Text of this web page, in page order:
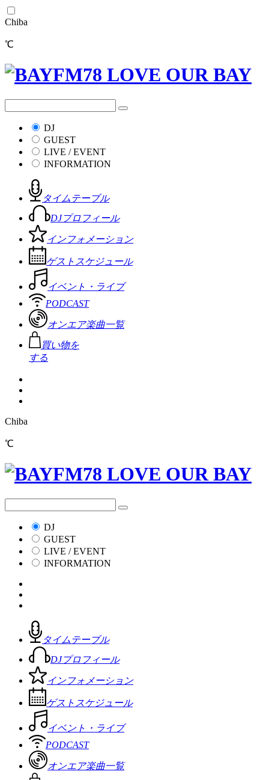
Chiba
℃
DJ
GUEST
LIVE / EVENT
INFORMATION
タイムテーブル
DJプロフィール
インフォメーション
ゲストスケジュール
イベント・ライブ
PODCAST
オンエア楽曲一覧
買い物を
する
Chiba
℃
DJ
GUEST
LIVE / EVENT
INFORMATION
タイムテーブル
DJプロフィール
インフォメーション
ゲストスケジュール
イベント・ライブ
PODCAST
オンエア楽曲一覧